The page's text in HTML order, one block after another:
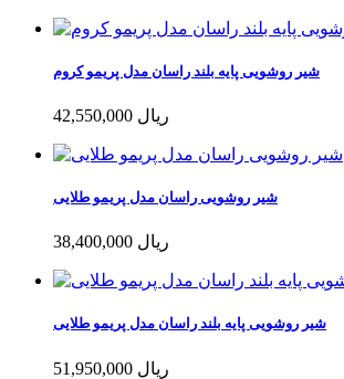
شیر روشویی پایه بلند راسان مدل پریمو کروم
42,550,000 ریال
شیر روشویی راسان مدل پریمو طلایی
38,400,000 ریال
شیر روشویی پایه بلند راسان مدل پریمو طلایی
51,950,000 ریال